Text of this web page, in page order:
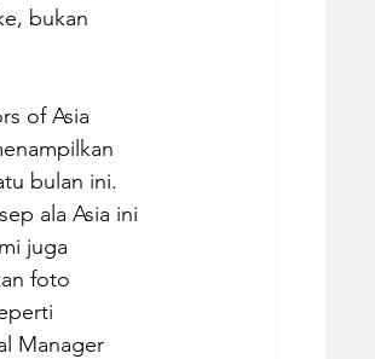
bukan
of Asia
bulan ini.
ala Asia ini
juga
foto
Manager